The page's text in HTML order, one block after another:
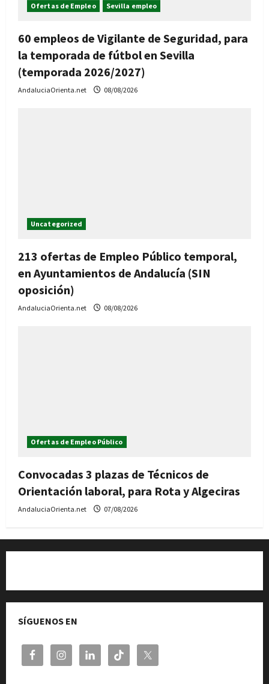
Ofertas de Empleo Sevilla empleo
60 empleos de Vigilante de Seguridad, para
la temporada de fútbol en Sevilla
(temporada 2026/2027)
AndaluciaOrienta.net 08/08/2026
Uncategorized
213 ofertas de Empleo Público temporal,
en Ayuntamientos de Andalucía (SIN
oposición)
AndaluciaOrienta.net 08/08/2026
Ofertas de Empleo Público
Convocadas 3 plazas de Técnicos de
Orientación laboral, para Rota y Algeciras
AndaluciaOrienta.net 07/08/2026
SÍGUENOS EN